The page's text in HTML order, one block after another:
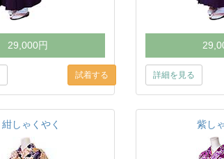
29,000円
詳細を見る
紺しゃくやく 紫し